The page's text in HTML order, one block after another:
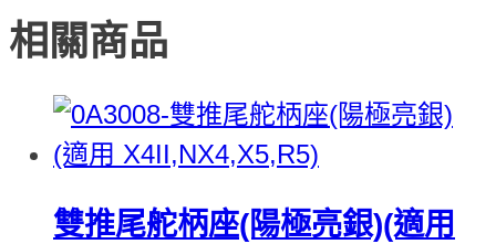
相關商品
雙推尾舵柄座(陽極亮銀)(適用